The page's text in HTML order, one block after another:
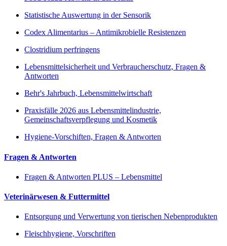
Statistische Auswertung in der Sensorik
Codex Alimentarius – Antimikrobielle Resistenzen
Clostridium perfringens
Lebensmittelsicherheit und Verbraucherschutz, Fragen &
Antworten
Behr's Jahrbuch, Lebensmittelwirtschaft
Praxisfälle 2026 aus Lebensmittelindustrie,
Gemeinschaftsverpflegung und Kosmetik
Hygiene-Vorschiften, Fragen & Antworten
Fragen & Antworten
Fragen & Antworten PLUS – Lebensmittel
Veterinärwesen & Futtermittel
Entsorgung und Verwertung von tierischen Nebenprodukten
Fleischhygiene, Vorschriften